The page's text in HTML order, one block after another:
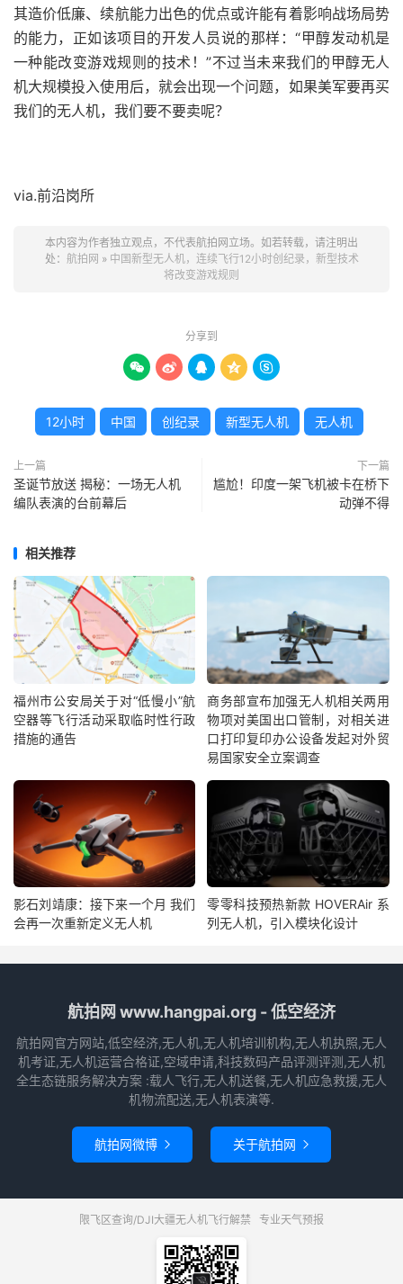
其造价低廉、续航能力出色的优点或许能有着影响战场局势
的能力，正如该项目的开发人员说的那样：“甲醇发动机是
一种能改变游戏规则的技术！”不过当未来我们的甲醇无人
机大规模投入使用后，就会出现一个问题，如果美军要再买
我们的无人机，我们要不要卖呢？
via.前沿岗所
本内容为作者独立观点，不代表航拍网立场。如若转载，请注明出
处： 航拍网 » 中国新型无人机，连续飞行12小时创纪录，新型技术
将改变游戏规则
分享到
    
12小时 中国 创纪录 新型无人机 无人机
上一篇
圣诞节放送 揭秘：一场无人机
编队表演的台前幕后
下一篇
尴尬！印度一架飞机被卡在桥下
动弹不得
相关推荐
福州市公安局关于对“低慢小”航
空器等飞行活动采取临时性行政
措施的通告
商务部宣布加强无人机相关两用
物项对美国出口管制，对相关进
口打印复印办公设备发起对外贸
易国家安全立案调查
影石刘靖康：接下来一个月 我们
会再一次重新定义无人机
零零科技预热新款 HOVERAir 系
列无人机，引入模块化设计
航拍网 www.hangpai.org - 低空经济
航拍网官方网站,低空经济,无人机,无人机培训机构,无人机执照,无人
机考证,无人机运营合格证,空域申请,科技数码产品评测评测,无人机
全生态链服务解决方案 :载人飞行,无人机送餐,无人机应急救援,无人
机物流配送,无人机表演等.
航拍网微博  关于航拍网 
限飞区查询/DJI大疆无人机飞行解禁 专业天气预报